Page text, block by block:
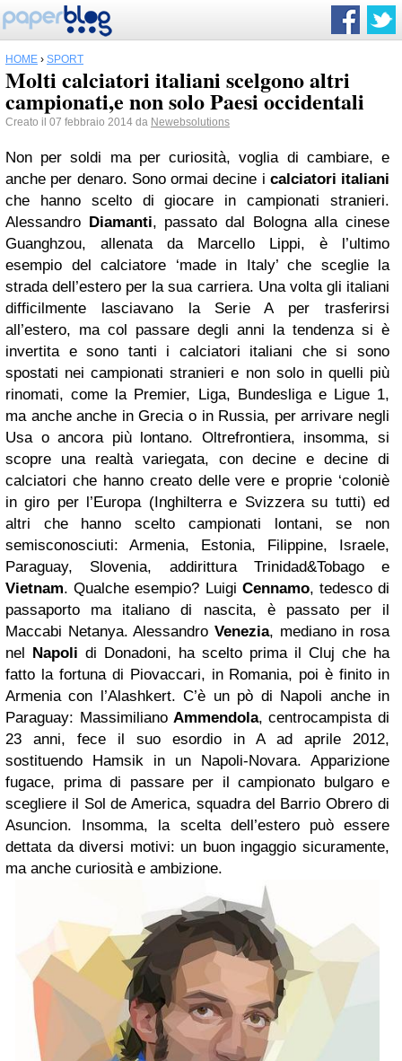
HOME › SPORT
Molti calciatori italiani scelgono altri
campionati,e non solo Paesi occidentali
Creato il 07 febbraio 2014 da Newebsolutions
Non per soldi ma per curiosità, voglia di cambiare, e
anche per denaro. Sono ormai decine i calciatori italiani
che hanno scelto di giocare in campionati stranieri.
Alessandro Diamanti, passato dal Bologna alla cinese
Guanghzou, allenata da Marcello Lippi, è l’ultimo
esempio del calciatore ‘made in Italy’ che sceglie la
strada dell’estero per la sua carriera. Una volta gli italiani
difficilmente lasciavano la Serie A per trasferirsi
all’estero, ma col passare degli anni la tendenza si è
invertita e sono tanti i calciatori italiani che si sono
spostati nei campionati stranieri e non solo in quelli più
rinomati, come la Premier, Liga, Bundesliga e Ligue 1,
ma anche anche in Grecia o in Russia, per arrivare negli
Usa o ancora più lontano. Oltrefrontiera, insomma, si
scopre una realtà variegata, con decine e decine di
calciatori che hanno creato delle vere e proprie ‘coloniè
in giro per l’Europa (Inghilterra e Svizzera su tutti) ed
altri che hanno scelto campionati lontani, se non
semisconosciuti: Armenia, Estonia, Filippine, Israele,
Paraguay, Slovenia, addirittura Trinidad&Tobago e
Vietnam. Qualche esempio? Luigi Cennamo, tedesco di
passaporto ma italiano di nascita, è passato per il
Maccabi Netanya. Alessandro Venezia, mediano in rosa
nel Napoli di Donadoni, ha scelto prima il Cluj che ha
fatto la fortuna di Piovaccari, in Romania, poi è finito in
Armenia con l’Alashkert. C’è un pò di Napoli anche in
Paraguay: MassimilianoAmmendola, centrocampista di
23 anni, fece il suo esordio in A ad aprile 2012,
sostituendo Hamsik in un Napoli-Novara. Apparizione
fugace, prima di passare per il campionato bulgaro e
scegliere il Sol de America, squadra del Barrio Obrero di
Asuncion. Insomma, la scelta dell’estero può essere
dettata da diversi motivi: un buon ingaggio sicuramente,
ma anche curiosità e ambizione.